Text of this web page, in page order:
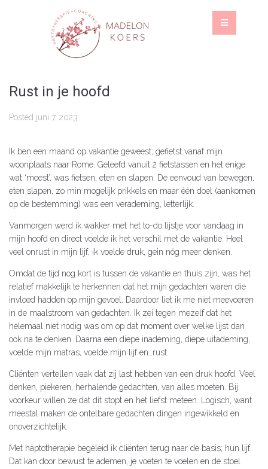
Rust in je hoofd
Posted juni 7, 2023
Ik ben een maand op vakantie geweest; gefietst vanaf mijn
woonplaats naar Rome. Geleefd vanuit 2 fietstassen en het enige
wat ‘moest’, was fietsen, eten en slapen. De eenvoud van bewegen,
eten slapen, zo min mogelijk prikkels en maar één doel (aankomen
op de bestemming) was een verademing, letterlijk.
Vanmorgen werd ik wakker met het to-do lijstje voor vandaag in
mijn hoofd en direct voelde ik het verschil met de vakantie. Heel
veel onrust in mijn lijf, ik voelde druk, gein nóg meer denken.
Omdat de tijd nog kort is tussen de vakantie en thuis zijn, was het
relatief makkelijk te herkennen dat het mijn gedachten waren die
invloed hadden op mijn gevoel. Daardoor liet ik me niet meevoeren
in de maalstroom van gedachten. Ik zei tegen mezelf dat het
helemaal niet nodig was om op dat moment over welke lijst dan
ook na te denken. Daarna een diepe inademing, diepe uitademing,
voelde mijn matras, voelde mijn lijf en…rust.
Cliënten vertellen vaak dat zij last hebben van een druk hoofd. Veel
denken, piekeren, herhalende gedachten, van alles moeten. Bij
voorkeur willen ze dat dit stopt en het liefst meteen. Logisch, want
meestal maken de ontelbare gedachten dingen ingewikkeld en
onoverzichtelijk.
Met haptotherapie begeleid ik cliënten terug naar de basis; hun lijf.
Dat kan door bewust te ademen, je voeten te voelen en de stoel